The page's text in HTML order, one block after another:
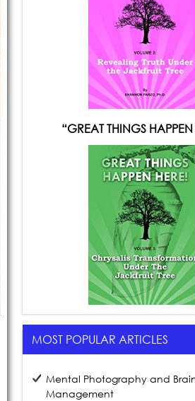
“GREAT THINGS HAPPEN
MOST POPULAR ARTICLES
Mental Photography and
Management